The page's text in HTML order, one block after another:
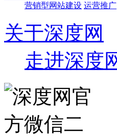
营销型网站建设 运营推广
关于深度网
走进深度